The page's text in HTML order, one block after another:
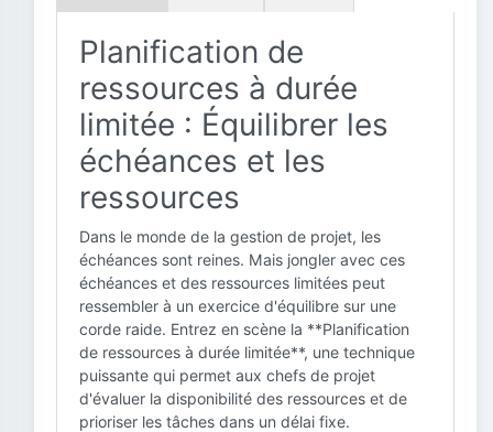
Planification de
ressources à durée
limitée : Équilibrer les
échéances et les
ressources
Dans le monde de la gestion de projet, les
échéances sont reines. Mais jongler avec ces
échéances et des ressources limitées peut
ressembler à un exercice d'équilibre sur une
corde raide. Entrez en scène la **Planification
de ressources à durée limitée**, une technique
puissante qui permet aux chefs de projet
d'évaluer la disponibilité des ressources et de
prioriser les tâches dans un délai fixe.